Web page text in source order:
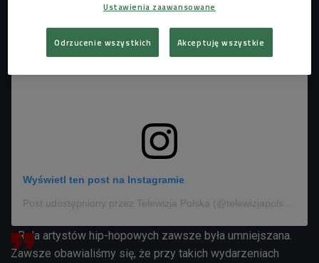
Wyświetl ten post na Instagramie
- Rola artystów hip-hopowych zawsze była umniejszana.
Zawsze obawialiśmy się, że przy takich wydarzeniach
Ustawienia zaawansowane
Odrzucenie wszystkich Akceptuję wszystkie